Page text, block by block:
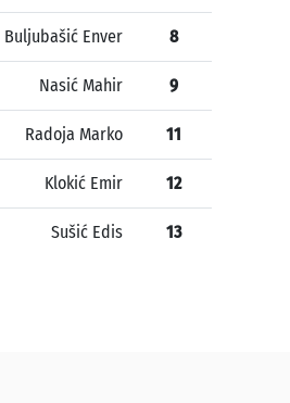
Buljubašić Enver 8
Nasić Mahir 9
Radoja Marko 11
Klokić Emir 12
Sušić Edis 13